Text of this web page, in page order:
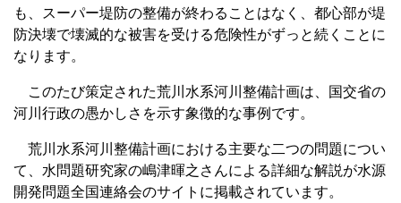
も、スーパー堤防の整備が終わることはなく、都心部が堤
防決壊で壊滅的な被害を受ける危険性がずっと続くことに
なります。
このたび策定された荒川水系河川整備計画は、国交省の
河川行政の愚かしさを示す象徴的な事例です。
荒川水系河川整備計画における主要な二つの問題につい
て、水問題研究家の嶋津暉之さんによる詳細な解説が水源
開発問題全国連絡会のサイトに掲載されています。